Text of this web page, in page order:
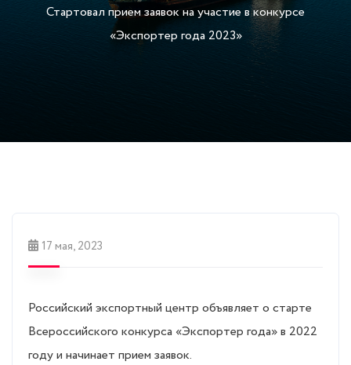
Стартовал прием заявок на участие в конкурсе
«Экспортер года 2023»
17 мая, 2023
Российский экспортный центр объявляет о старте
Всероссийского конкурса «Экспортер года» в 2022
году и начинает прием заявок.